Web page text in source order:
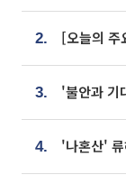
2.
3.
4.